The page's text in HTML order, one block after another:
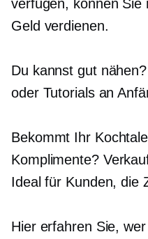
verfügen, können Sie
Geld verdienen.
Du kannst gut
oder Tutorials an
Bekommt Ihr
Komplimente?
Ideal für Kunden, die
Hier erfahren Sie,